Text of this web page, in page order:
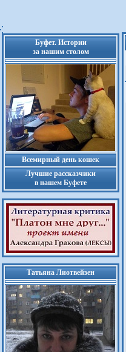
Буфет. Истории
за нашим столом
Всемирный день кошек
Лучшие рассказчики
в нашем Буфете
Татьяна Лиотвейзен